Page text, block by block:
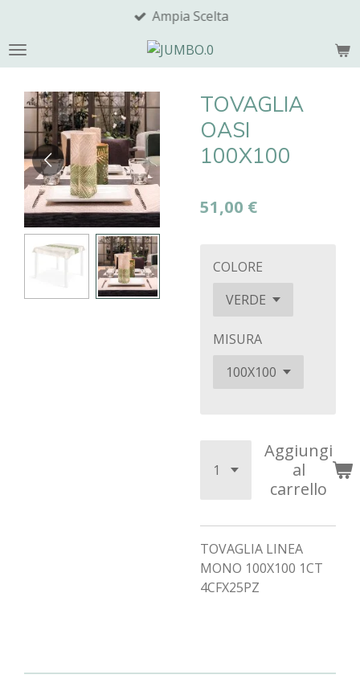
contenuto
Ampia Scelta
TOVAGLIA
OASI
100X100
51,00 €
COLORE
MISURA
Aggiungi
al
carrello
TOVAGLIA LINEA
MONO 100X100 1CT
4CFX25PZ